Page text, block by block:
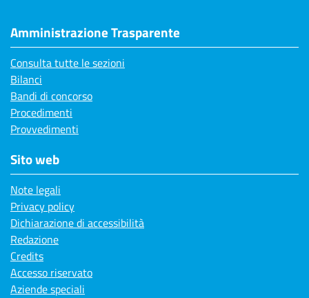
Amministrazione Trasparente
Consulta tutte le sezioni
Bilanci
Bandi di concorso
Procedimenti
Provvedimenti
Sito web
Note legali
Privacy policy
Dichiarazione di accessibilità
Redazione
Credits
Accesso riservato
Aziende speciali